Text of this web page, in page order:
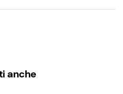
anche